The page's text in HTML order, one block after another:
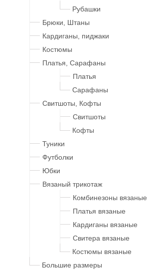
Рубашки
Брюки, Штаны
Кардиганы, пиджаки
Костюмы
Платья, Сарафаны
Платья
Сарафаны
Свитшоты, Кофты
Свитшоты
Кофты
Туники
Футболки
Юбки
Вязаный трикотаж
Комбинезоны вязаные
Платья вязаные
Кардиганы вязаные
Свитера вязаные
Костюмы вязаные
Большие размеры